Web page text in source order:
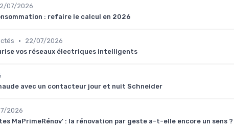
07/2026
: refaire le calcul en 2026
•
22/07/2026
vos réseaux électriques intelligents
avec un contacteur jour et nuit Schneider
2026
MaPrimeRénov' : la rénovation par geste a-t-elle encore un sens ?